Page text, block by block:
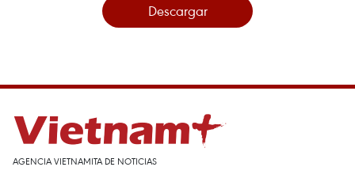
Descargar
AGENCIA VIETNAMITA DE NOTICIAS